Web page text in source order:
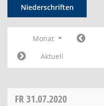
Niederschriften
Monat
Aktuell
FR31.07.2020